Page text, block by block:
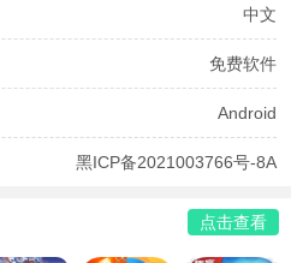
中文
免费软件
Android
黑ICP备2021003766号-8A
点击查看